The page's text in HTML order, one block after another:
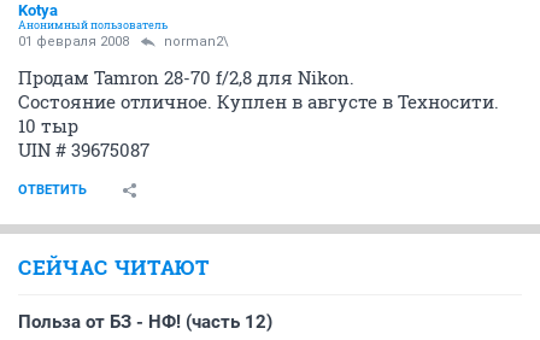
Kotya
Анонимный пользователь
01 февраля 2008 norman2\
Продам Tamron 28-70 f/2,8 для Nikon.
Состояние отличное. Куплен в августе в Техносити.
10 тыр
UIN # 39675087
ОТВЕТИТЬ
СЕЙЧАС ЧИТАЮТ
Польза от БЗ - НФ! (часть 12)